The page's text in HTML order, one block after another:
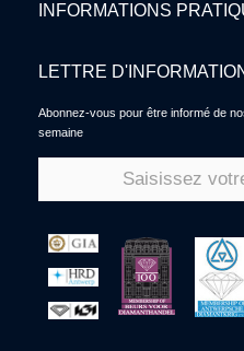
INFORMATIONS
LETTRE
Abonnez-vous pour être informé de
semaine